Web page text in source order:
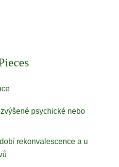
psychické nebo
rekonvalescence a u